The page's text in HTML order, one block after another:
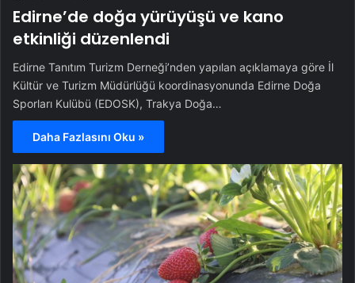
Edirne’de doğa yürüyüşü ve kano
etkinliği düzenlendi
Edirne Tanıtım Turizm Derneği’nden yapılan açıklamaya göre İl
Kültür ve Turizm Müdürlüğü koordinasyonunda Edirne Doğa
Sporları Kulübü (EDOSK), Trakya Doğa…
Daha Fazlasını Oku »